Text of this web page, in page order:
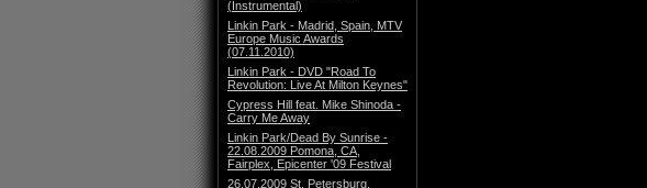
(Instrumental)
Linkin Park - Madrid, Spain, MTV
Europe Music Awards
(07.11.2010)
Linkin Park - DVD "Road To
Revolution: Live At Milton Keynes"
Cypress Hill feat. Mike Shinoda -
Carry Me Away
Linkin Park/Dead By Sunrise -
22.08.2009 Pomona, CA,
Fairplex, Epicenter '09 Festival
26.07.2009 St. Petersburg,